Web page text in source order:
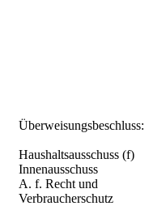
Überweisungsbeschluss:
Haushaltsausschuss (f)
Innenausschuss
A. f. Recht und
Verbraucherschutz